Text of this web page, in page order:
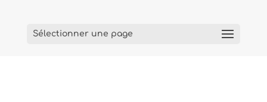
Sélectionner une page